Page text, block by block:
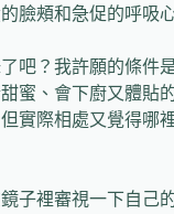
臉頰和急促的呼吸
吧？我許願的條件
蜜、會下廚又體貼
實際相處又覺得哪
子裡審視一下自己